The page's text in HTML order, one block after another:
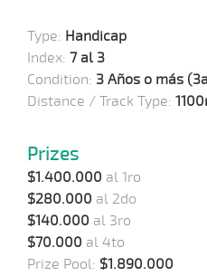
Type: Handicap
Index: 7 al 3
Condition: 3 Años o más
Distance / Track Type:
Prizes
$1.400.000 al 1ro
$280.000 al 2do
$140.000 al 3ro
$70.000 al 4to
Prize Pool: $1.890.000